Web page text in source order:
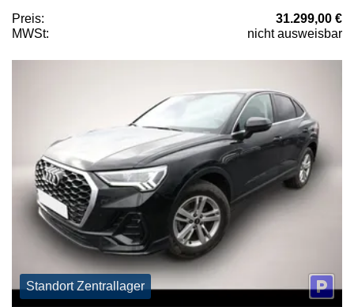
Preis:
31.299,00 €
MWSt:
nicht ausweisbar
Standort Zentrallager